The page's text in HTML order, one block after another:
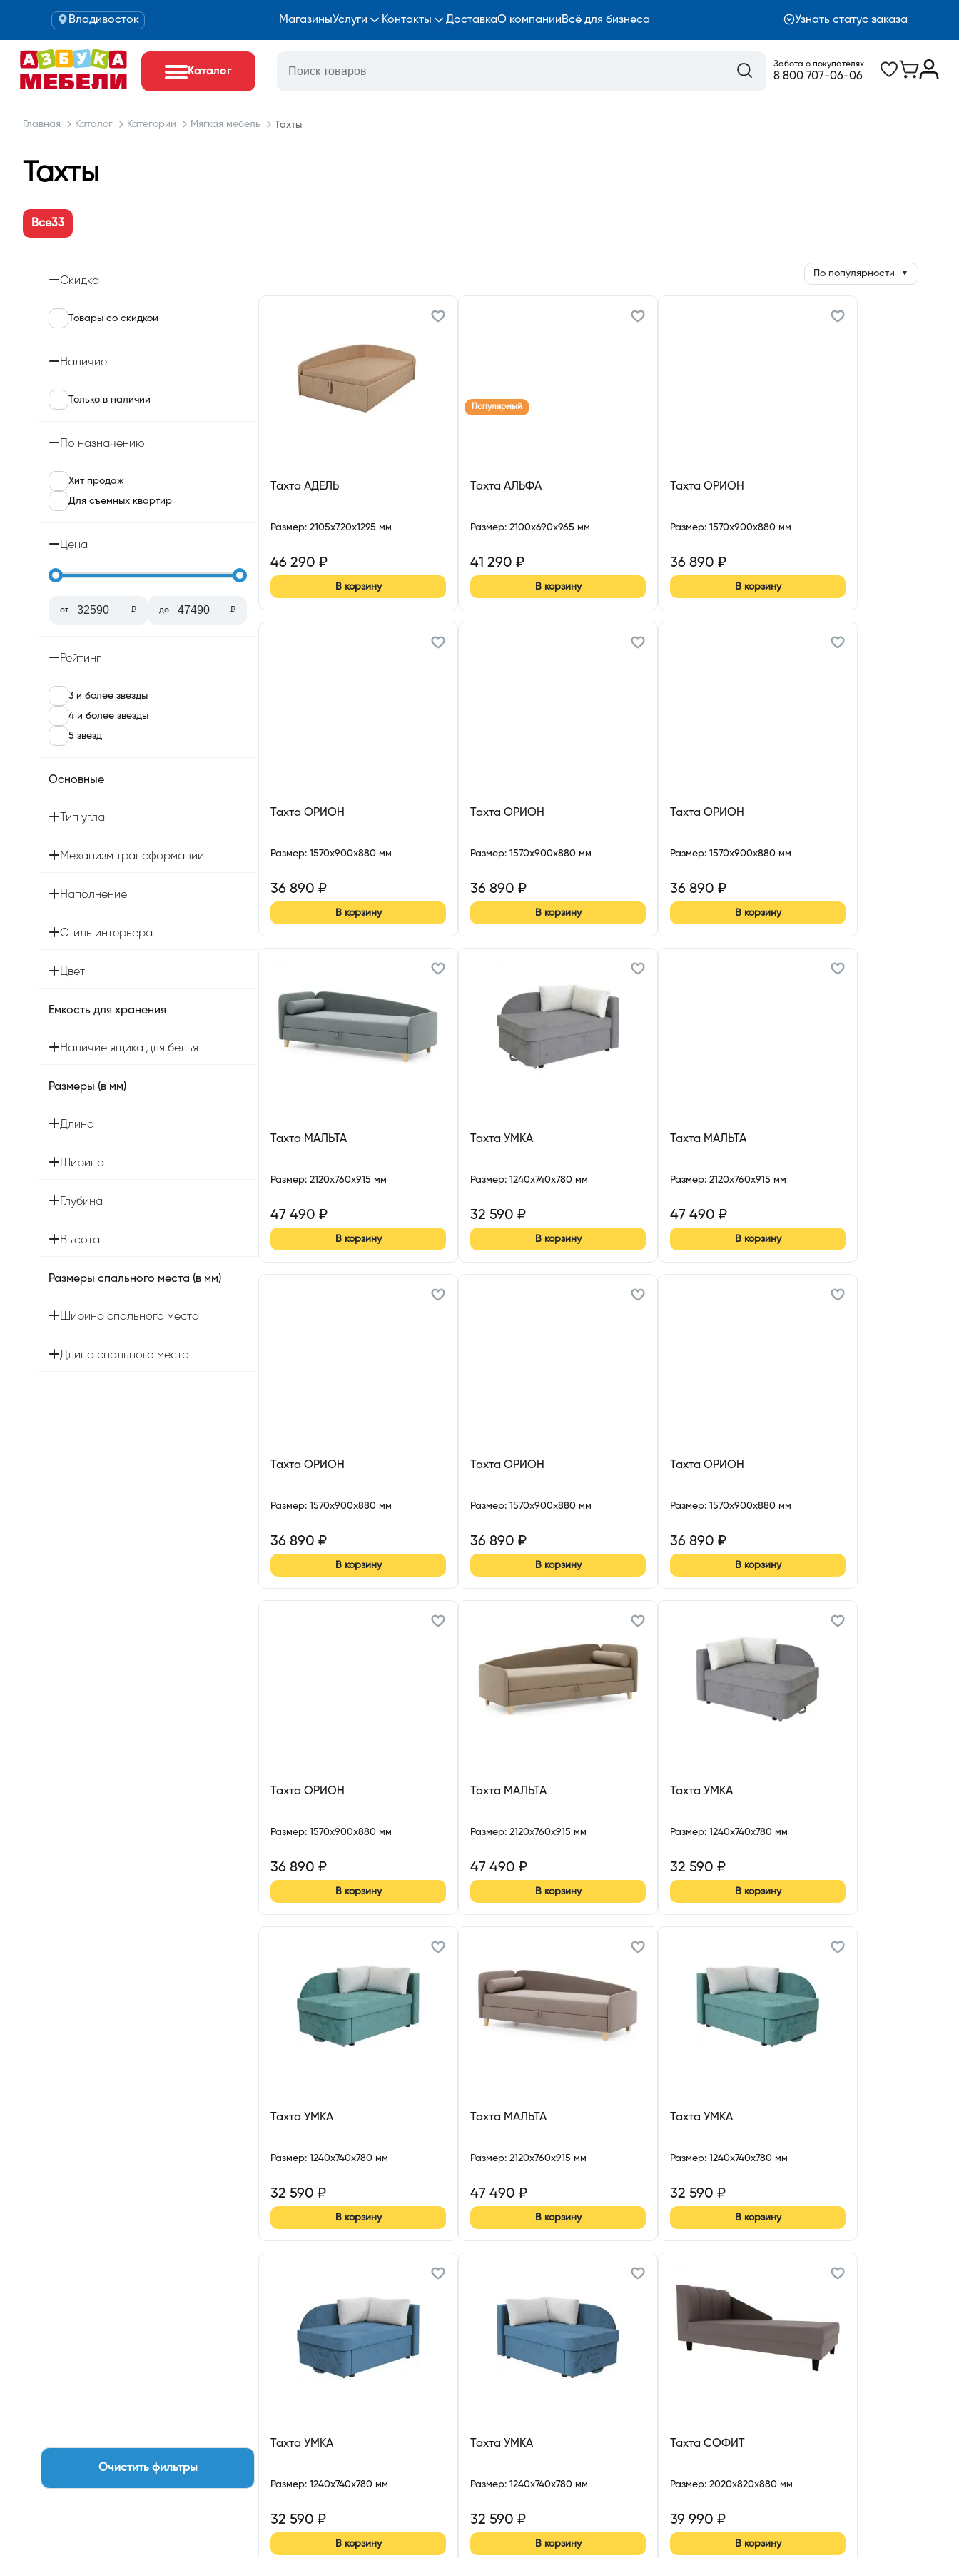
Владивосток МагазиныУслуги Контакты ДоставкаО компанииВсё для бизнеса Узнать статус заказа
Каталог
Забота о покупателях
8 800 707-06-06
Главная Каталог Категории Мягкая мебель Тахты
Тахты
Все33
Скидка
Товары со скидкой
Наличие
Только в наличии
По назначению
Хит продаж
Для съемных квартир
Цена
от ₽ до ₽
Рейтинг
3 и более звезды
4 и более звезды
5 звезд
Основные
Тип угла
Механизм трансформации
Наполнение
Стиль интерьера
Цвет
Емкость для хранения
Наличие ящика для белья
Размеры (в мм)
Длина
Ширина
Глубина
Высота
Размеры спального места (в мм)
Ширина спального места
Длина спального места
Очистить фильтры
По популярности ▼
Тахта АДЕЛЬ
Размер: 2105x720x1295 мм
46 290 ₽
В корзину
Популярный
Тахта АЛЬФА
Размер: 2100x690x965 мм
41 290 ₽
В корзину
Тахта ОРИОН
Размер: 1570x900x880 мм
36 890 ₽
В корзину
Тахта ОРИОН
Размер: 1570x900x880 мм
36 890 ₽
В корзину
Тахта ОРИОН
Размер: 1570x900x880 мм
36 890 ₽
В корзину
Тахта ОРИОН
Размер: 1570x900x880 мм
36 890 ₽
В корзину
Тахта МАЛЬТА
Размер: 2120x760x915 мм
47 490 ₽
В корзину
Тахта УМКА
Размер: 1240x740x780 мм
32 590 ₽
В корзину
Тахта МАЛЬТА
Размер: 2120x760x915 мм
47 490 ₽
В корзину
Тахта ОРИОН
Размер: 1570x900x880 мм
36 890 ₽
В корзину
Тахта ОРИОН
Размер: 1570x900x880 мм
36 890 ₽
В корзину
Тахта ОРИОН
Размер: 1570x900x880 мм
36 890 ₽
В корзину
Тахта ОРИОН
Размер: 1570x900x880 мм
36 890 ₽
В корзину
Тахта МАЛЬТА
Размер: 2120x760x915 мм
47 490 ₽
В корзину
Тахта УМКА
Размер: 1240x740x780 мм
32 590 ₽
В корзину
Тахта УМКА
Размер: 1240x740x780 мм
32 590 ₽
В корзину
Тахта МАЛЬТА
Размер: 2120x760x915 мм
47 490 ₽
В корзину
Тахта УМКА
Размер: 1240x740x780 мм
32 590 ₽
В корзину
Тахта УМКА
Размер: 1240x740x780 мм
32 590 ₽
В корзину
Тахта УМКА
Размер: 1240x740x780 мм
32 590 ₽
В корзину
Тахта СОФИТ
Размер: 2020x820x880 мм
39 990 ₽
В корзину